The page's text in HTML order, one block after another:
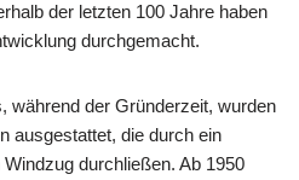
der letzten 100 Jahre haben
durchgemacht.
während der Gründerzeit, wurden
ausgestattet, die durch ein
durchließen. Ab 1950